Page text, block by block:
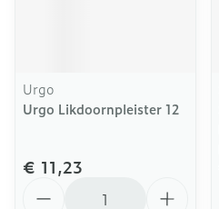
Urgo
Urgo Likdoornpleister 12
€ 11,23